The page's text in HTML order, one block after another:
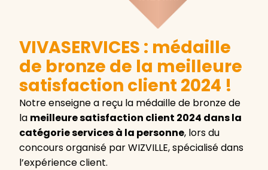
VIVASERVICES : médaille
de bronze de la meilleure
satisfaction client 2024 !
Notre enseigne a reçu la médaille de bronze de
la meilleure satisfaction client 2024 dans la
catégorie services à la personne, lors du
concours organisé par WIZVILLE, spécialisé dans
l’expérience client.